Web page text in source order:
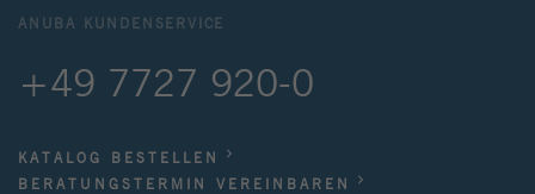
ANUBA KUNDENSERVICE
+49 7727 920-0
KATALOG BESTELLEN
BERATUNGSTERMIN VEREINBAREN